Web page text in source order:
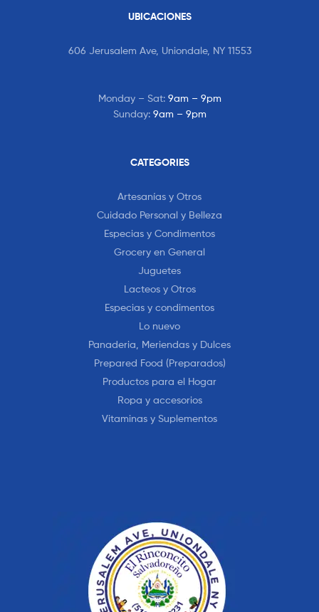
UBICACIONES
606 Jerusalem Ave, Uniondale, NY 11553
Monday – Sat: 9am – 9pm
Sunday: 9am – 9pm
CATEGORIES
Artesanías y Otros
Cuidado Personal y Belleza
Especias y Condimentos
Grocery en General
Juguetes
Lacteos y Otros
Especias y condimentos
Lo nuevo
Panaderia, Meriendas y Dulces
Prepared Food (Preparados)
Productos para el Hogar
Ropa y accesorios
Vitaminas y Suplementos